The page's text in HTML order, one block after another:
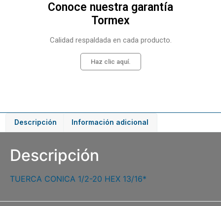
Conoce nuestra garantía
Tormex
Calidad respaldada en cada producto.
Haz clic aquí.
Descripción Información adicional
Descripción
TUERCA CONICA 1/2-20 HEX 13/16*